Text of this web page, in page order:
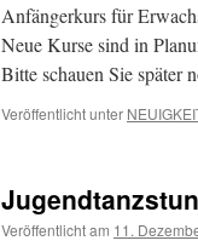
Anfängerkurs für
Neue Kurse sind in
Bitte schauen Sie später
Veröffentlicht unter
Veröffentlicht am 11.